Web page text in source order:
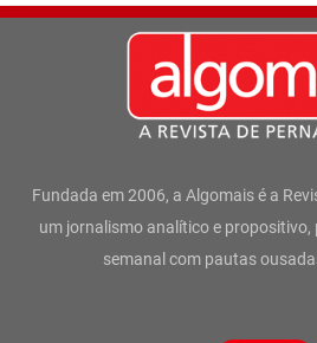
Fundada em 2006, a Algomais é a
um jornalismo analítico e
semanal com pautas